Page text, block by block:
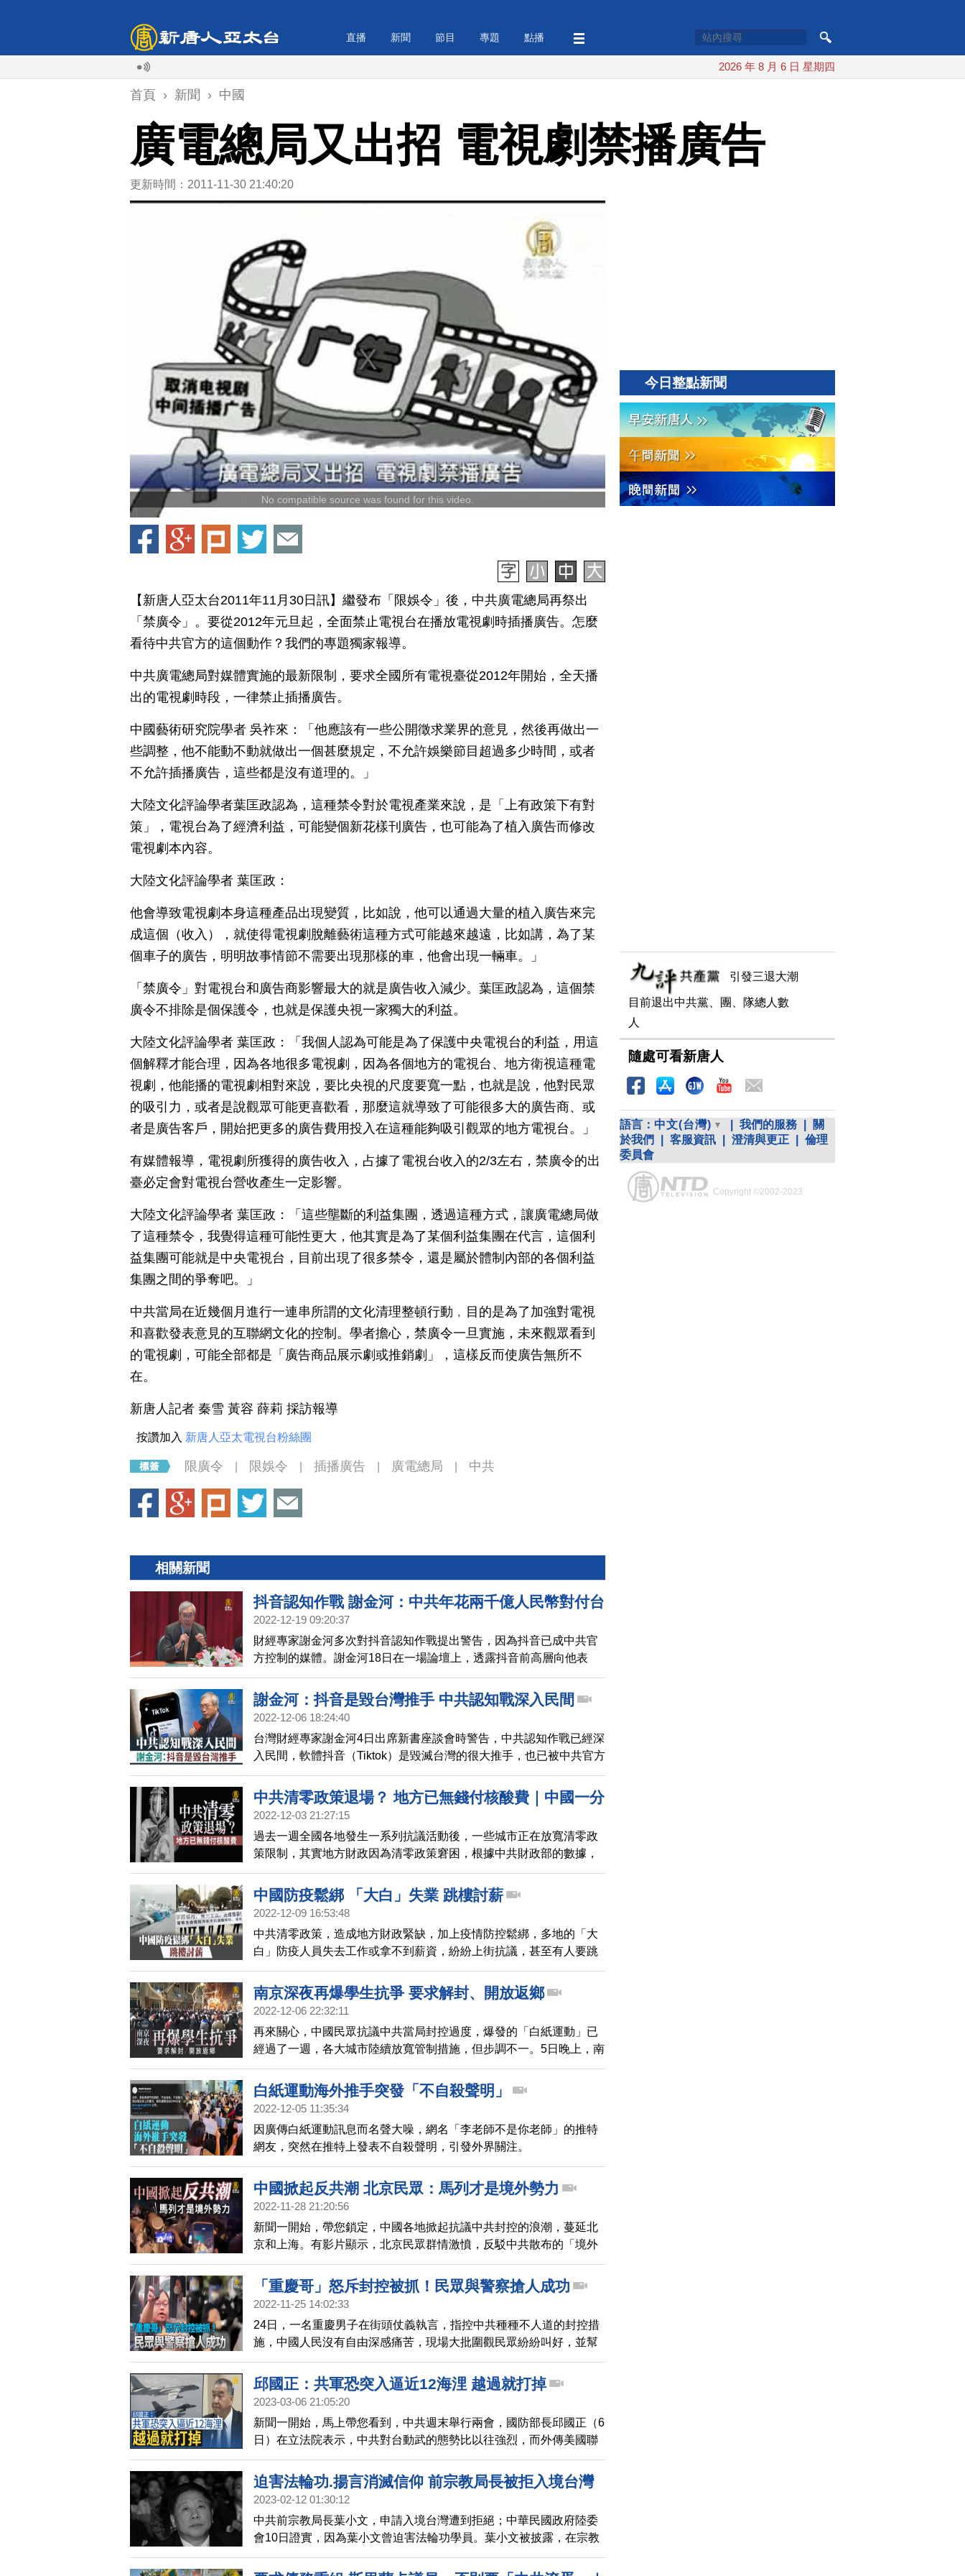
直播 新聞 節目 專題 點播
2026 年 8 月 6 日 星期四
首頁 › 新聞 › 中國
廣電總局又出招 電視劇禁播廣告
更新時間：2011-11-30 21:40:20
No compatible source was found for this video.
【新唐人亞太台2011年11月30日訊】繼發布「限娛令」後，中共廣電總局再祭出
「禁廣令」。要從2012年元旦起，全面禁止電視台在播放電視劇時插播廣告。怎麼
看待中共官方的這個動作？我們的專題獨家報導。
中共廣電總局對媒體實施的最新限制，要求全國所有電視臺從2012年開始，全天播
出的電視劇時段，一律禁止插播廣告。
中國藝術研究院學者 吳祚來：「他應該有一些公開徵求業界的意見，然後再做出一
些調整，他不能動不動就做出一個甚麼規定，不允許娛樂節目超過多少時間，或者
不允許插播廣告，這些都是沒有道理的。」
大陸文化評論學者葉匡政認為，這種禁令對於電視產業來說，是「上有政策下有對
策」，電視台為了經濟利益，可能變個新花樣刊廣告，也可能為了植入廣告而修改
電視劇本內容。
大陸文化評論學者 葉匡政：
他會導致電視劇本身這種產品出現變質，比如說，他可以通過大量的植入廣告來完
成這個（收入），就使得電視劇脫離藝術這種方式可能越來越遠，比如講，為了某
個車子的廣告，明明故事情節不需要出現那樣的車，他會出現一輛車。」
「禁廣令」對電視台和廣告商影響最大的就是廣告收入減少。葉匡政認為，這個禁
廣令不排除是個保護令，也就是保護央視一家獨大的利益。
大陸文化評論學者 葉匡政：「我個人認為可能是為了保護中央電視台的利益，用這
個解釋才能合理，因為各地很多電視劇，因為各個地方的電視台、地方衛視這種電
視劇，他能播的電視劇相對來說，要比央視的尺度要寬一點，也就是說，他對民眾
的吸引力，或者是說觀眾可能更喜歡看，那麼這就導致了可能很多大的廣告商、或
者是廣告客戶，開始把更多的廣告費用投入在這種能夠吸引觀眾的地方電視台。」
有媒體報導，電視劇所獲得的廣告收入，占據了電視台收入的2/3左右，禁廣令的出
臺必定會對電視台營收產生一定影響。
大陸文化評論學者 葉匡政：「這些壟斷的利益集團，透過這種方式，讓廣電總局做
了這種禁令，我覺得這種可能性更大，他其實是為了某個利益集團在代言，這個利
益集團可能就是中央電視台，目前出現了很多禁令，還是屬於體制內部的各個利益
集團之間的爭奪吧。」
中共當局在近幾個月進行一連串所謂的文化清理整頓行動﹐目的是為了加強對電視
和喜歡發表意見的互聯網文化的控制。學者擔心，禁廣令一旦實施，未來觀眾看到
的電視劇，可能全部都是「廣告商品展示劇或推銷劇」，這樣反而使廣告無所不
在。
新唐人記者 秦雪 黃容 薛莉 採訪報導
按讚加入 新唐人亞太電視台粉絲團
限廣令 限娛令 插播廣告 廣電總局 中共
相關新聞
抖音認知作戰 謝金河：中共年花兩千億人民幣對付台
灣
2022-12-19 09:20:37
財經專家謝金河多次對抖音認知作戰提出警告，因為抖音已成中共官
方控制的媒體。謝金河18日在一場論壇上，透露抖音前高層向他表
示，中共計畫性透過抖音影響台灣，但台灣卻渾然不覺。學者明居正
也分析中共認知作戰的關聯性。
謝金河：抖音是毀台灣推手 中共認知戰深入民間
2022-12-06 18:24:40
台灣財經專家謝金河4日出席新書座談會時警告，中共認知作戰已經深
入民間，軟體抖音（Tiktok）是毀滅台灣的很大推手，也已被中共官方
喉舌入股影響，台灣政府絕不能夠悶聲不響、要清楚表態。
中共清零政策退場？ 地方已無錢付核酸費｜中國一分
鐘
2022-12-03 21:27:15
過去一週全國各地發生一系列抗議活動後，一些城市正在放寬清零政
策限制，其實地方財政因為清零政策窘困，根據中共財政部的數據，
在1月至10月期間，地方政府的支出比收入多出11.8兆元人民幣，約
1.65兆美元，也為此大舉借債。官方數據顯示，在2022年的前十個
月，與COVID相關的醫療支出猛增13%。
中國防疫鬆綁 「大白」失業 跳樓討薪
2022-12-09 16:53:48
中共清零政策，造成地方財政緊缺，加上疫情防控鬆綁，多地的「大
白」防疫人員失去工作或拿不到薪資，紛紛上街抗議，甚至有人要跳
樓索討薪水。
南京深夜再爆學生抗爭 要求解封、開放返鄉
2022-12-06 22:32:11
再來關心，中國民眾抗議中共當局封控過度，爆發的「白紙運動」已
經過了一週，各大城市陸續放寬管制措施，但步調不一。5日晚上，南
京工業大學由於封校期間發現陽性，大批學生在校園集會表達不滿，
要求校方讓他們提早返鄉。
白紙運動海外推手突發「不自殺聲明」
2022-12-05 11:35:34
因廣傳白紙運動訊息而名聲大噪，網名「李老師不是你老師」的推特
網友，突然在推特上發表不自殺聲明，引發外界關注。
中國掀起反共潮 北京民眾：馬列才是境外勢力
2022-11-28 21:20:56
新聞一開始，帶您鎖定，中國各地掀起抗議中共封控的浪潮，蔓延北
京和上海。有影片顯示，北京民眾群情激憤，反駁中共散布的「境外
反華勢力」說法，諷刺中國共產黨和馬列主義才是境外勢力。
「重慶哥」怒斥封控被抓！民眾與警察搶人成功
2022-11-25 14:02:33
24日，一名重慶男子在街頭仗義執言，指控中共種種不人道的封控措
施，中國人民沒有自由深感痛苦，現場大批圍觀民眾紛紛叫好，並幫
助男子從警方手中脫困。相關影片在網路上瘋傳，中國大陸網友將這
名男子封為「重慶超人哥」。
邱國正：共軍恐突入逼近12海浬 越過就打掉
2023-03-06 21:05:20
新聞一開始，馬上帶您看到，中共週末舉行兩會，國防部長邱國正（6
日）在立法院表示，中共對台動武的態勢比以往強烈，而外傳美國聯
邦眾議院議長麥卡錫可能來台訪問，邱國正說國軍有超前部署，要警
惕中共有可能藉口突然進入台灣領海基線，向12海浬的領空基線逼
近，台灣為了因應共軍無人機、間諜氣球等威脅，已經將過去「不開
迫害法輪功.揚言消滅信仰 前宗教局長被拒入境台灣
2023-02-12 01:30:12
中共前宗教局長葉小文，申請入境台灣遭到拒絕；中華民國政府陸委
會10日證實，因為葉小文曾迫害法輪功學員。葉小文被披露，在宗教
局長任內，曾說出共產黨的任務，是要從地球上消滅所有宗教、消滅
人對神的信仰。台灣已故的樞機主教單國璽就曾指出，中共宗教局就
今日整點新聞
引發三退大潮
目前退出中共黨、團、隊總人數
人
隨處可看新唐人
語言： 中文(台灣) 我們的服務
關
於我們
客服資訊 澄清與更正
倫理
委員會
Copyright ©2002-2023